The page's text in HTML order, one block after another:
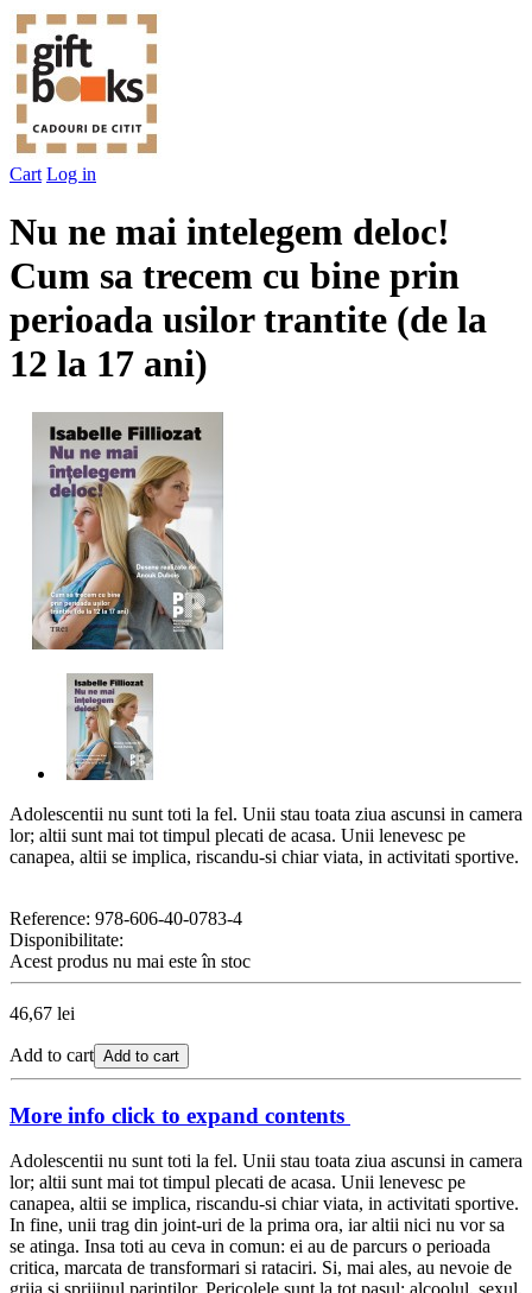
Cart Log in
Nu ne mai intelegem deloc!
Cum sa trecem cu bine prin
perioada usilor trantite (de la
12 la 17 ani)
Adolescentii nu sunt toti la fel. Unii stau toata ziua ascunsi in camera
lor; altii sunt mai tot timpul plecati de acasa. Unii lenevesc pe
canapea, altii se implica, riscandu-si chiar viata, in activitati sportive.
Reference: 978-606-40-0783-4
Disponibilitate:
Acest produs nu mai este în stoc
46,67 lei
Add to cart Add to cart
More info click to expand contents
Adolescentii nu sunt toti la fel. Unii stau toata ziua ascunsi in camera
lor; altii sunt mai tot timpul plecati de acasa. Unii lenevesc pe
canapea, altii se implica, riscandu-si chiar viata, in activitati sportive.
In fine, unii trag din joint-uri de la prima ora, iar altii nici nu vor sa
se atinga. Insa toti au ceva in comun: ei au de parcurs o perioada
critica, marcata de transformari si rataciri. Si, mai ales, au nevoie de